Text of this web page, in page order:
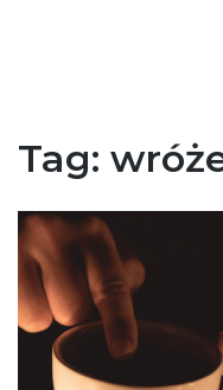
Tag: